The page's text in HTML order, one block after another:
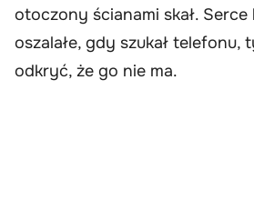
otoczony ścianami skał. Serce
oszalałe, gdy szukał telefonu,
odkryć, że go nie ma.